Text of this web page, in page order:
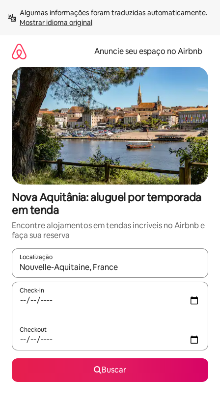
para
Mostrar idioma original
Anuncie seu espaço no Airbnb
Nova Aquitânia: aluguel por temporada
em tenda
Encontre alojamentos em tendas incríveis no Airbnb e
faça sua reserva
Localização
Quando os resultados estiverem disponíveis, explore-os
Check-in
Checkout
Buscar